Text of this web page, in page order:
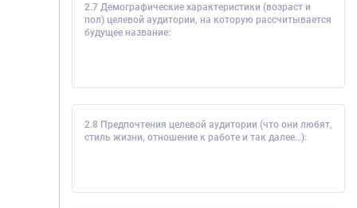
2.7 Демографические характеристики (возраст и
пол) целевой аудитории, на которую рассчитывается
будущее название:
2.8 Предпочтения целевой аудитории (что они любят,
стиль жизни, отношение к работе и так далее…):